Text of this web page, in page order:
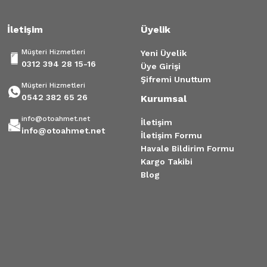
İletişim
Müşteri Hizmetleri
0312 394 28 15-16
Müşteri Hizmetleri
0542 382 65 26
info@otoahmet.net
info@otoahmet.net
Üyelik
Yeni Üyelik
Üye Girişi
Şifremi Unuttum
Kurumsal
İletişim
İletişim Formu
Havale Bildirim Formu
Kargo Takibi
Blog